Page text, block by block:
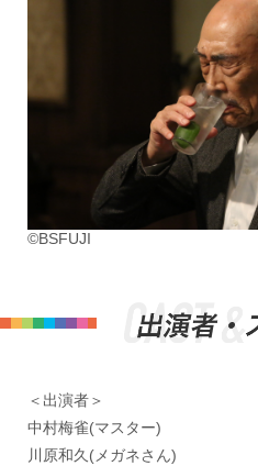
©BSFUJI
＜出演者＞
中村梅雀(マスター)
川原和久(メガネさん)